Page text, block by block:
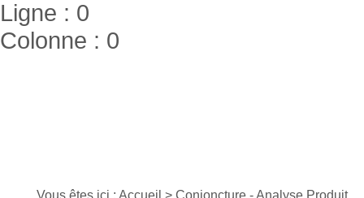
Ligne : 0
Colonne : 0
Vous êtes ici : Accueil > Conjoncture - Analyse Produit